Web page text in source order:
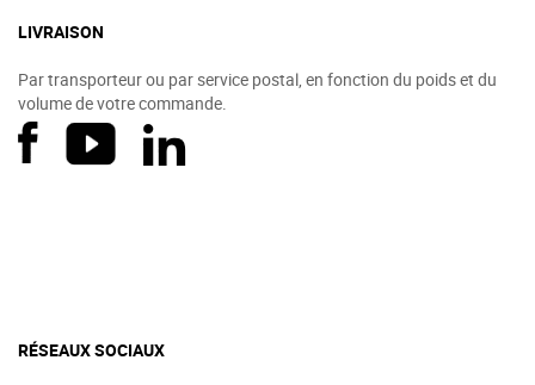
LIVRAISON
Par transporteur ou par service postal, en fonction du poids et du
volume de votre commande.
RÉSEAUX SOCIAUX